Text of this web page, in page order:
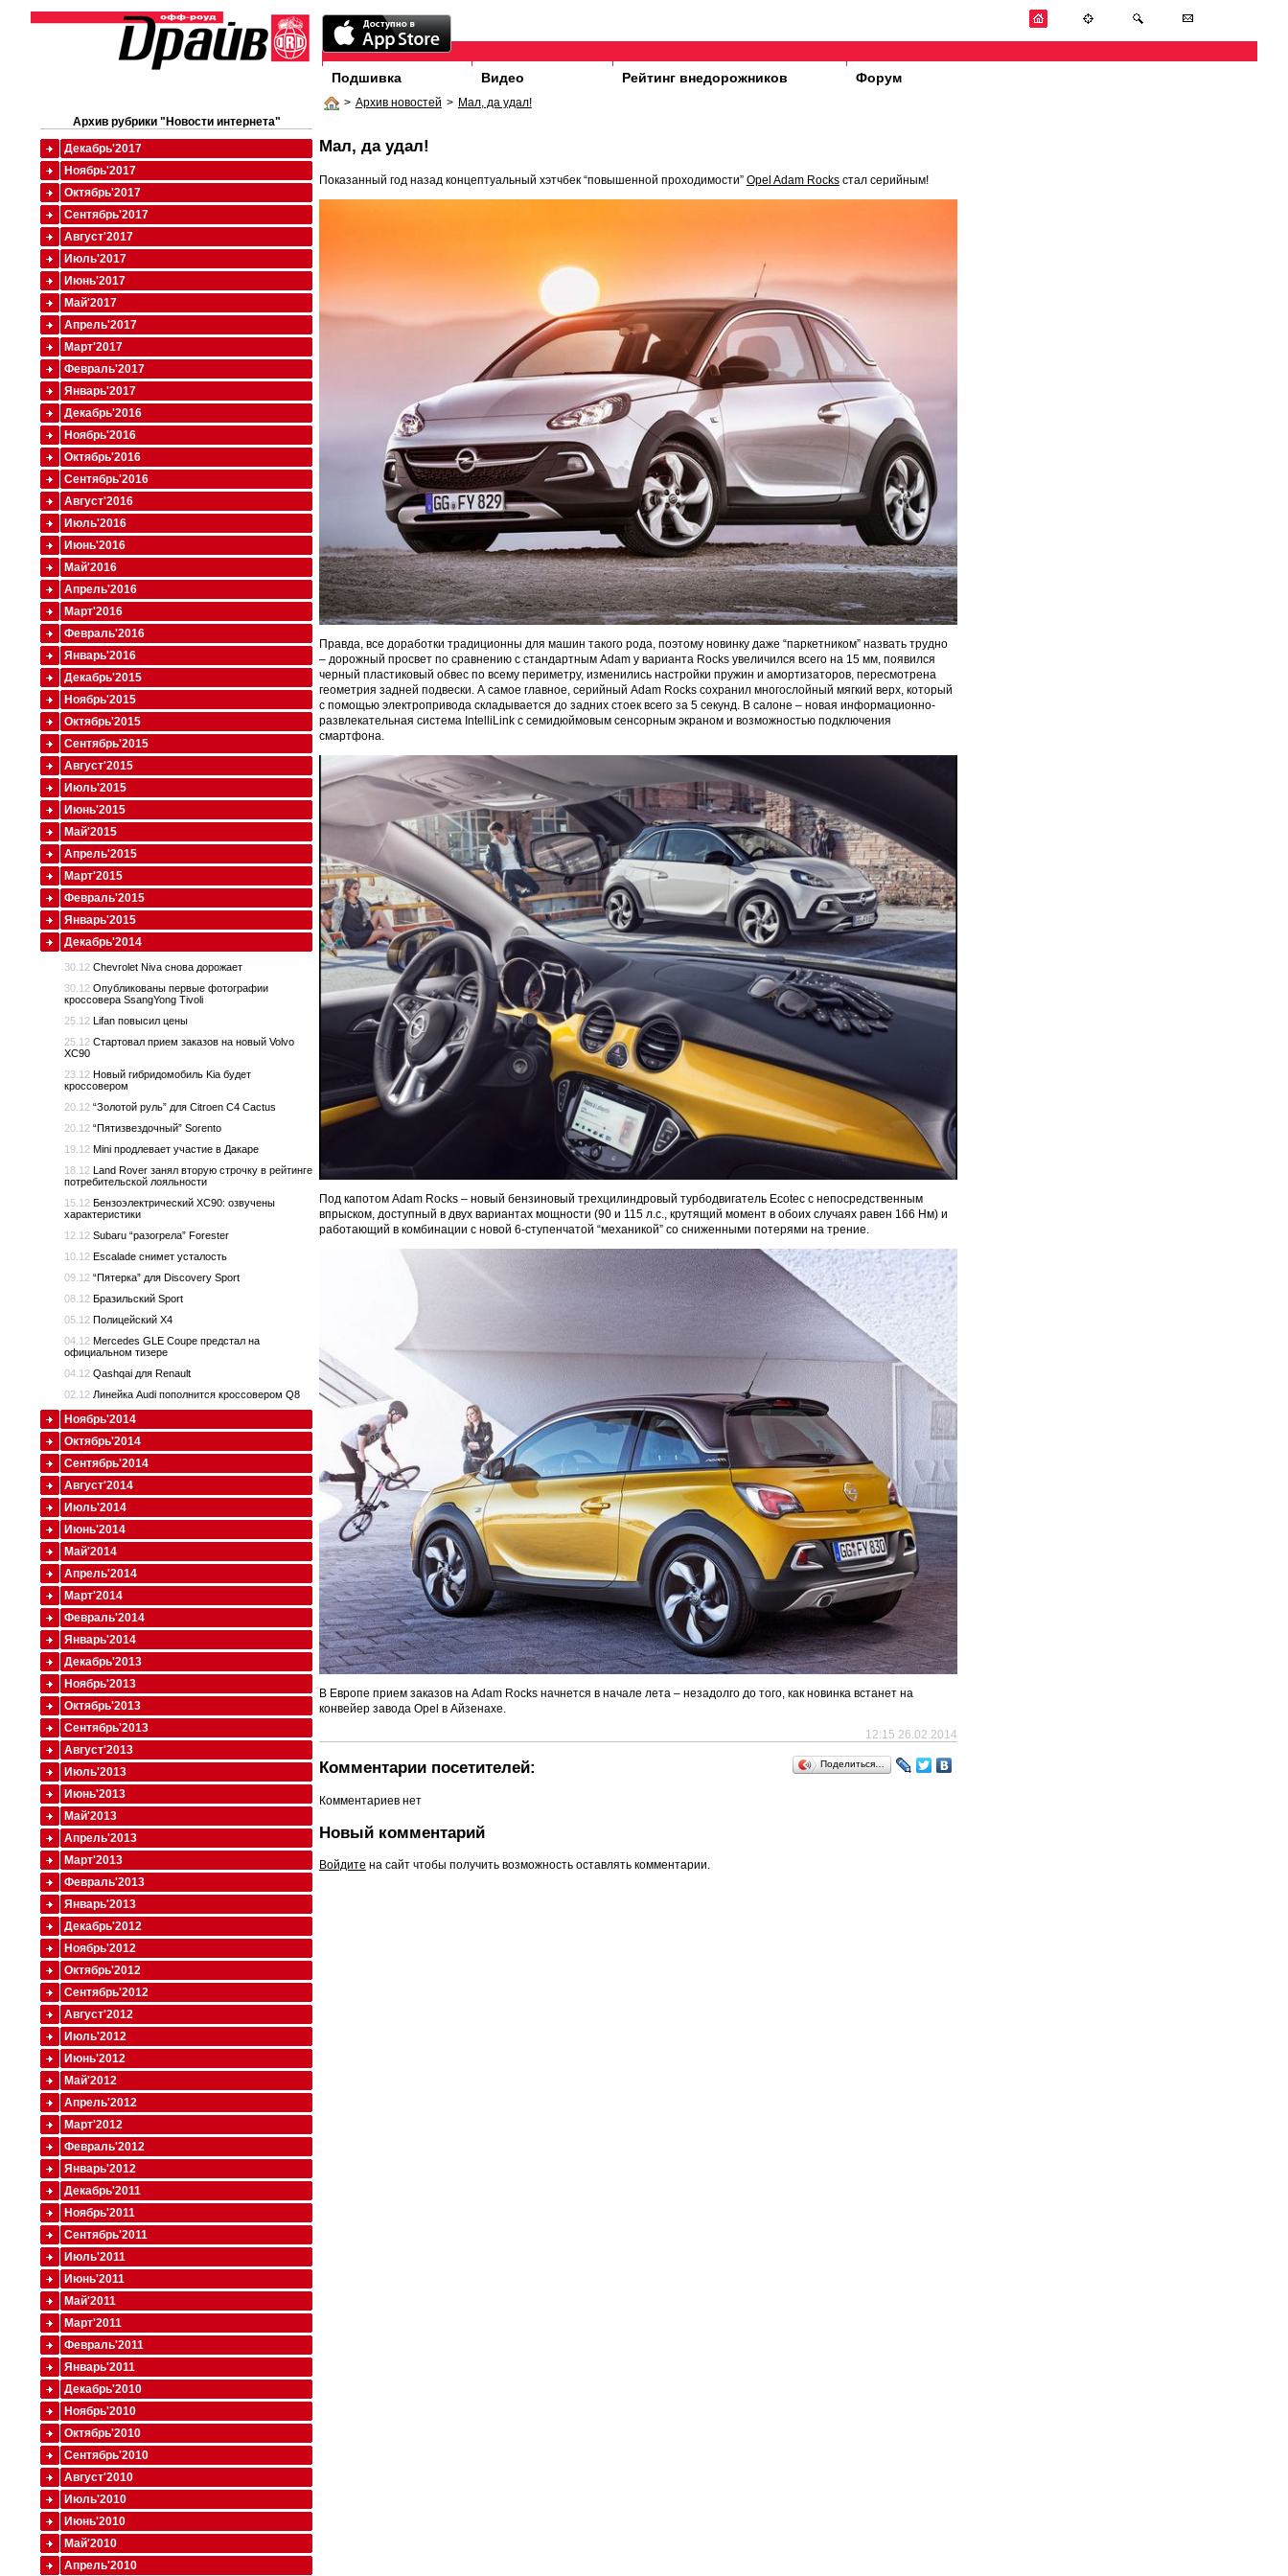
Подшивка Видео Рейтинг внедорожников Форум
> Архив новостей > Мал, да удал!
Мал, да удал!
Показанный год назад концептуальный хэтчбек “повышенной проходимости” Opel Adam Rocksстал серийным!
Правда, все доработки традиционны для машин такого рода, поэтому новинку даже “паркетником” назвать трудно
– дорожный просвет по сравнению с стандартным Adam у варианта Rocks увеличился всего на 15 мм, появился
черный пластиковый обвес по всему периметру, изменились настройки пружин и амортизаторов, пересмотрена
геометрия задней подвески. А самое главное, серийный Adam Rocks сохранил многослойный мягкий верх, который
с помощью электропривода складывается до задних стоек всего за 5 секунд. В салоне – новая информационно-
развлекательная система IntelliLink с семидюймовым сенсорным экраном и возможностью подключения
смартфона.
Под капотом Adam Rocks – новый бензиновый трехцилиндровый турбодвигатель Ecotec с непосредственным
впрыском, доступный в двух вариантах мощности (90 и 115 л.с., крутящий момент в обоих случаях равен 166 Нм) и
работающий в комбинации с новой 6-ступенчатой “механикой” со сниженными потерями на трение.
В Европе прием заказов на Adam Rocks начнется в начале лета – незадолго до того, как новинка встанет на
конвейер завода Opel в Айзенахе.
12:15 26.02.2014
Поделиться…
Комментарии посетителей:
Комментариев нет
Новый комментарий
Войдите на сайт чтобы получить возможность оставлять комментарии.
Архив рубрики "Новости интернета"
Декабрь'2017
Ноябрь'2017
Октябрь'2017
Сентябрь'2017
Август'2017
Июль'2017
Июнь'2017
Май'2017
Апрель'2017
Март'2017
Февраль'2017
Январь'2017
Декабрь'2016
Ноябрь'2016
Октябрь'2016
Сентябрь'2016
Август'2016
Июль'2016
Июнь'2016
Май'2016
Апрель'2016
Март'2016
Февраль'2016
Январь'2016
Декабрь'2015
Ноябрь'2015
Октябрь'2015
Сентябрь'2015
Август'2015
Июль'2015
Июнь'2015
Май'2015
Апрель'2015
Март'2015
Февраль'2015
Январь'2015
Декабрь'2014
30.12 Chevrolet Niva снова дорожает
30.12 Опубликованы первые фотографии
кроссовера SsangYong Tivoli
25.12 Lifan повысил цены
25.12 Стартовал прием заказов на новый Volvo
XC90
23.12 Новый гибридомобиль Kia будет
кроссовером
20.12 “Золотой руль” для Citroen C4 Cactus
20.12 “Пятизвездочный” Sorento
19.12 Mini продлевает участие в Дакаре
18.12 Land Rover занял вторую строчку в рейтинге
потребительской лояльности
15.12 Бензоэлектрический XC90: озвучены
характеристики
12.12 Subaru “разогрела” Forester
10.12 Escalade снимет усталость
09.12 “Пятерка” для Discovery Sport
08.12 Бразильский Sport
05.12 Полицейский X4
04.12 Mercedes GLE Coupe предстал на
официальном тизере
04.12 Qashqai для Renault
02.12 Линейка Audi пополнится кроссовером Q8
Ноябрь'2014
Октябрь'2014
Сентябрь'2014
Август'2014
Июль'2014
Июнь'2014
Май'2014
Апрель'2014
Март'2014
Февраль'2014
Январь'2014
Декабрь'2013
Ноябрь'2013
Октябрь'2013
Сентябрь'2013
Август'2013
Июль'2013
Июнь'2013
Май'2013
Апрель'2013
Март'2013
Февраль'2013
Январь'2013
Декабрь'2012
Ноябрь'2012
Октябрь'2012
Сентябрь'2012
Август'2012
Июль'2012
Июнь'2012
Май'2012
Апрель'2012
Март'2012
Февраль'2012
Январь'2012
Декабрь'2011
Ноябрь'2011
Сентябрь'2011
Июль'2011
Июнь'2011
Май'2011
Март'2011
Февраль'2011
Январь'2011
Декабрь'2010
Ноябрь'2010
Октябрь'2010
Сентябрь'2010
Август'2010
Июль'2010
Июнь'2010
Май'2010
Апрель'2010